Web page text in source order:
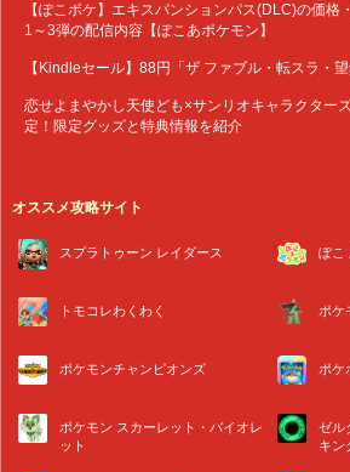
【ぽこポケ】エキスパンションパス(DLC)の価格
1～3弾の配信内容【ぽこあポケモン】
【Kindleセール】88円「ザ ファブル・転スラ・
恋せよまやかし天使ども×サンリオキャラクター
定！限定グッズと特典情報を紹介
オススメ攻略サイト
スプラトゥーン レイダース ぽこ
トモコレわくわく ポケ
ポケモンチャンピオンズ ポケ
ポケモン スカーレット・バイオレ
ット
ゼル
キン